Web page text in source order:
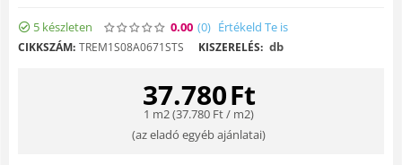
5 készleten 0.00 (0) Értékeld Te is
CIKKSZÁM: TREM1S08A0671STS KISZERELÉS: db
37.780Ft
1 m2 (37.780 Ft/ m2)
(az eladó egyéb ajánlatai)